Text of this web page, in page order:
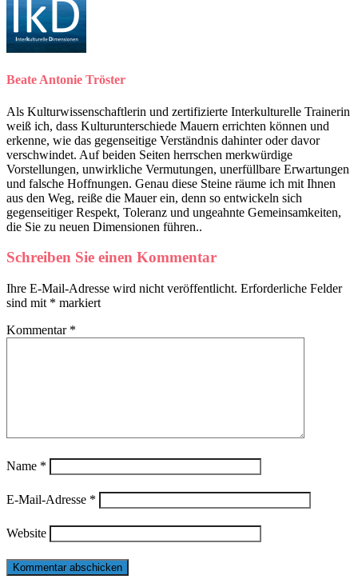
Beate Antonie Tröster
Als Kulturwissenschaftlerin und zertifizierte Interkulturelle Trainerin
weiß ich, dass Kulturunterschiede Mauern errichten können und
erkenne, wie das gegenseitige Verständnis dahinter oder davor
verschwindet. Auf beiden Seiten herrschen merkwürdige
Vorstellungen, unwirkliche Vermutungen, unerfüllbare Erwartungen
und falsche Hoffnungen. Genau diese Steine räume ich mit Ihnen
aus den Weg, reiße die Mauer ein, denn so entwickeln sich
gegenseitiger Respekt, Toleranz und ungeahnte Gemeinsamkeiten,
die Sie zu neuen Dimensionen führen..
Schreiben Sie einen Kommentar
Ihre E-Mail-Adresse wird nicht veröffentlicht. Erforderliche Felder
sind mit * markiert
Kommentar *
Name *
E-Mail-Adresse *
Website